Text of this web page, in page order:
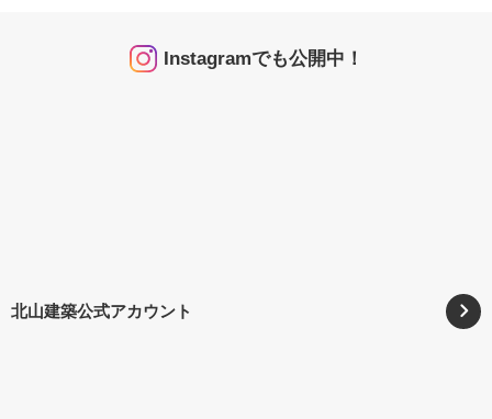
Instagramでも公開中！
北山建築公式アカウント